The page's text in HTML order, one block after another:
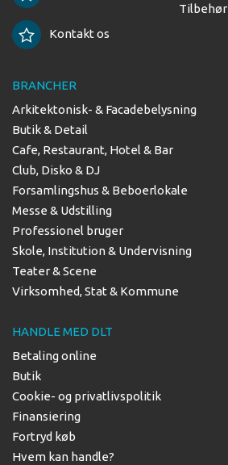
Kontakt os
Tilbehør
BRANCHER
Arkitektonisk- & Facadebelysning
Butik & Detail
Cafe, Restaurant, Hotel & Bar
Club, Disko & DJ
Forsamlingshus & Beboerlokale
Messe & Udstilling
Professionel bruger
Skole, Institution & Undervisning
Teater & Scene
Virksomhed, Stat & Kommune
HANDLE MED DLT
Betaling online
Butik
Cookie- og privatlivspolitik
Finansiering
Fortryd køb
Hvem kan handle?